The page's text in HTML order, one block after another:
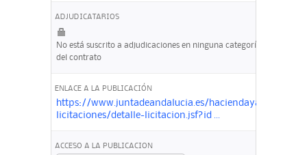
ADJUDICATARIOS
No está suscrito a adjudicaciones en ninguna categoría
del contrato
ENLACE A LA PUBLICACIÓN
https://www.juntadeandalucia.es/
licitaciones/detalle-licitacion.jsf?id ...
ACCESO A LA PUBLICACION